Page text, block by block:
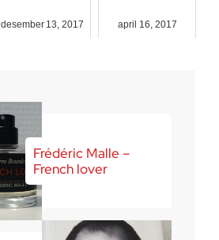
desember 13, 2017 april 16, 2017
Frédéric Malle –
French lover